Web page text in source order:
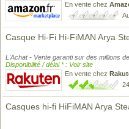
En vente chez
Casque Hi-Fi Hi-FiMAN Arya
L'Achat - Vente garanti sur des millions
Disponibilité / délai * : Voir site
En vente chez
Casques hi-fi HiFiMAN Arya